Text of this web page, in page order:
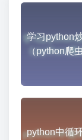
学习python
（python爬
python中循